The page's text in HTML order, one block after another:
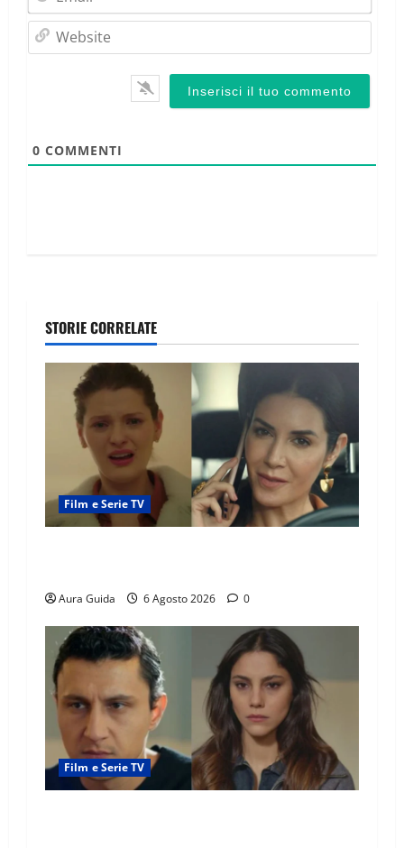
0 COMMENTI
STORIE CORRELATE
Film e Serie TV
Aura Guida 6 Agosto 2026 0
Film e Serie TV